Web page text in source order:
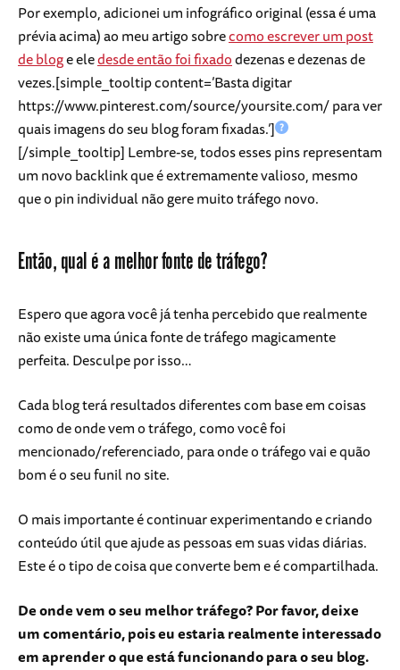
Por exemplo, adicionei um infográfico original (essa é uma
prévia acima) ao meu artigo sobrecomo escrever um post
de bloge eledesde então foi fixadodezenas e dezenas de
vezes.[simple_tooltip content=’Basta digitar
https://www.pinterest.com/source/yoursite.com/ para ver
quais imagens do seu blog foram fixadas.’]
[/simple_tooltip] Lembre-se, todos esses pins representam
um novo backlink que é extremamente valioso, mesmo
que o pin individual não gere muito tráfego novo.
Então, qual é a melhor fonte de tráfego?
Espero que agora você já tenha percebido que realmente
não existe uma única fonte de tráfego magicamente
perfeita. Desculpe por isso…
Cada blog terá resultados diferentes com base em coisas
como de onde vem o tráfego, como você foi
mencionado/referenciado, para onde o tráfego vai e quão
bom é o seu funil no site.
O mais importante é continuar experimentando e criando
conteúdo útil que ajude as pessoas em suas vidas diárias.
Este é o tipo de coisa que converte bem e é compartilhada.
De onde vem o seu melhor tráfego? Por favor, deixe
um comentário, pois eu estaria realmente interessado
em aprender o que está funcionando para o seu blog.